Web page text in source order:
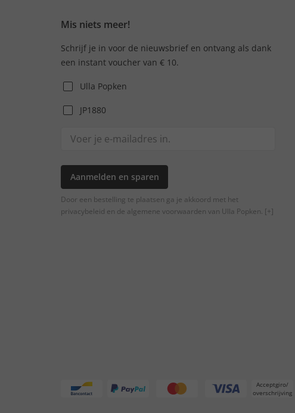
Mis niets meer!
Schrijf je in voor de nieuwsbrief en ontvang als dank
een instant voucher van € 10.
Ulla Popken
JP1880
Aanmelden en sparen
Door een bestelling te plaatsen ga je akkoord met het
privacybeleid en de algemene voorwaarden van Ulla Popken. [+]
Acceptgiro/
overschrijving